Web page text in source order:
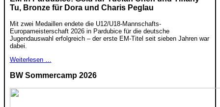
Tu, Bronze für Dora und Charis Peglau
Mit zwei Medaillen endete die U12/U18-Mannschafts-
Europameisterschaft 2026 in Pardubice für die deutsche
Jugendauswahl erfolgreich – der erste EM-Titel seit sieben Jahren war
dabei.
Weiterlesen …
BW Sommercamp 2026